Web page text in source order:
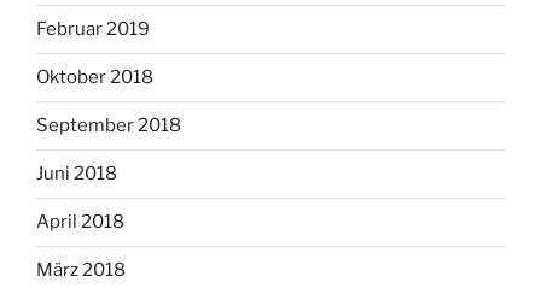
Februar 2019
Oktober 2018
September 2018
Juni 2018
April 2018
März 2018